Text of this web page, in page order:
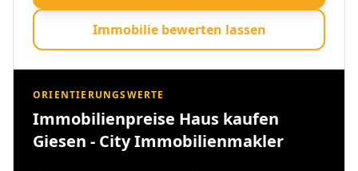
Immobilie bewerten lassen
ORIENTIERUNGSWERTE
Immobilienpreise Haus kaufen
Giesen - City Immobilienmakler